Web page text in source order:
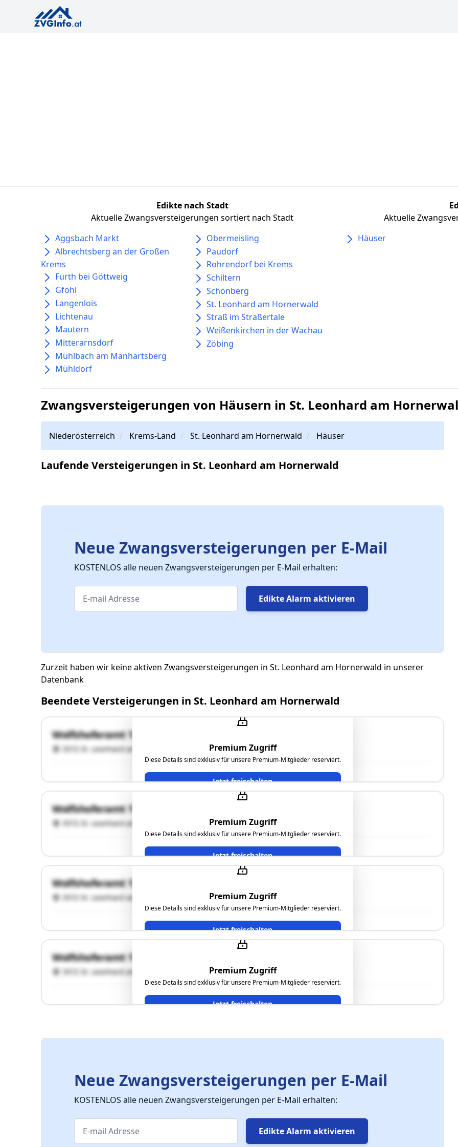
Edikte nach Stadt
Aktuelle Zwangsversteigerungen sortiert nach Stadt
Aggsbach Markt
Albrechtsberg an der Großen
Krems
Furth bei Göttweig
Gföhl
Langenlois
Lichtenau
Mautern
Mitterarnsdorf
Mühlbach am Manhartsberg
Mühldorf
Obermeisling
Paudorf
Rohrendorf bei Krems
Schiltern
Schönberg
St. Leonhard am Hornerwald
Straß im Straßertale
Weißenkirchen in der Wachau
Zöbing
Aktuelle
Häuser
Zwangsversteigerungen von Häusern in St. Leonhard am
Niederösterreich Krems-Land St. Leonhard am Hornerwald Häuser
Laufende Versteigerungen in St. Leonhard am Hornerwald
Neue Zwangsversteigerungen per E-Mail
KOSTENLOS alle neuen Zwangsversteigerungen per E-Mail erhalten:
Edikte Alarm aktivieren
Zurzeit haben wir keine aktiven Zwangsversteigerungen in St. Leonhard am Hornerwald in unserer
Datenbank
Beendete Versteigerungen in St. Leonhard am Hornerwald
Premium Zugriff
Diese Details sind exklusiv für unsere Premium-Mitglieder reserviert.
Jetzt freischalten
Wolfshoferamt 171
3572 St. Leonhard am Hornerwald
Premium Zugriff
Diese Details sind exklusiv für unsere Premium-Mitglieder reserviert.
Jetzt freischalten
Wolfshoferamt 171
3572 St. Leonhard am Hornerwald
Premium Zugriff
Diese Details sind exklusiv für unsere Premium-Mitglieder reserviert.
Jetzt freischalten
Wolfshoferamt 171
3572 St. Leonhard am Hornerwald
Premium Zugriff
Diese Details sind exklusiv für unsere Premium-Mitglieder reserviert.
Jetzt freischalten
Wolfshoferamt 171
3572 St. Leonhard am Hornerwald
Neue Zwangsversteigerungen per E-Mail
KOSTENLOS alle neuen Zwangsversteigerungen per E-Mail erhalten:
Edikte Alarm aktivieren